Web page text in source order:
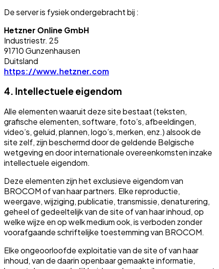
De server is fysiek ondergebracht bij :
Hetzner Online GmbH
Industriestr. 25
91710 Gunzenhausen
Duitsland
https://www.hetzner.com
4. Intellectuele eigendom
Alle elementen waaruit deze site bestaat (teksten,
grafische elementen, software, foto’s, afbeeldingen,
video’s, geluid, plannen, logo’s, merken, enz.) alsook de
site zelf, zijn beschermd door de geldende Belgische
wetgeving en door internationale overeenkomsten inzake
intellectuele eigendom.
Deze elementen zijn het exclusieve eigendom van
BROCOM of van haar partners. Elke reproductie,
weergave, wijziging, publicatie, transmissie, denaturering,
geheel of gedeeltelijk van de site of van haar inhoud, op
welke wijze en op welk medium ook, is verboden zonder
voorafgaande schriftelijke toestemming van BROCOM.
Elke ongeoorloofde exploitatie van de site of van haar
inhoud, van de daarin openbaar gemaakte informatie,